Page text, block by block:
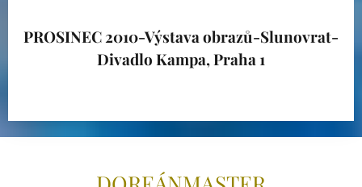
PROSINEC 2010-Výstava obrazů-Slunovrat-
Divadlo Kampa, Praha 1